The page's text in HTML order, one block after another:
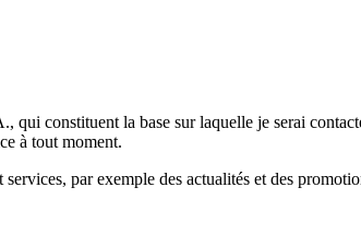
constituent la base sur laquelle je serai
à tout moment.
par exemple des actualités et des